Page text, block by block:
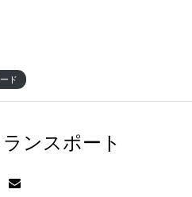
ド
ンスポート